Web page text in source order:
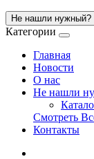
Не нашли нужный?
Категории
Главная
Новости
О нас
Не нашли
Смотреть
Контакты